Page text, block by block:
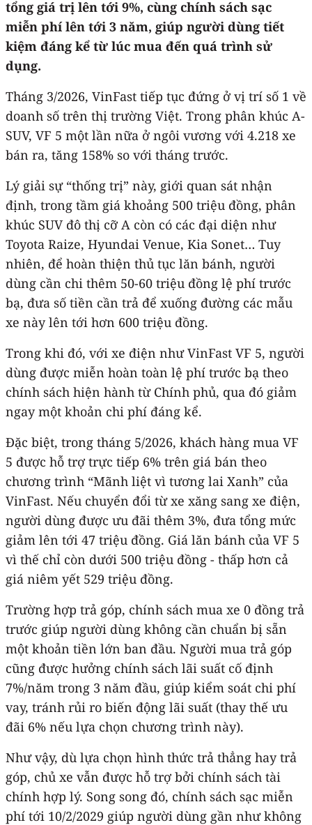
tổng giá trị lên tới 9%, cùng chính sách sạc
miễn phí lên tới 3 năm, giúp người dùng tiết
kiệm đáng kể từ lúc mua đến quá trình sử
dụng.
Tháng 3/2026, VinFast tiếp tục đứng ở vị trí số 1 về
doanh số trên thị trường Việt. Trong phân khúc A-
SUV, VF 5 một lần nữa ở ngôi vương với 4.218 xe
bán ra, tăng 158% so với tháng trước.
Lý giải sự “thống trị” này, giới quan sát nhận
định, trong tầm giá khoảng 500 triệu đồng, phân
khúc SUV đô thị cỡ A còn có các đại diện như
Toyota Raize, Hyundai Venue, Kia Sonet… Tuy
nhiên, để hoàn thiện thủ tục lăn bánh, người
dùng cần chi thêm 50-60 triệu đồng lệ phí trước
bạ, đưa số tiền cần trả để xuống đường các mẫu
xe này lên tới hơn 600 triệu đồng.
Trong khi đó, với xe điện như VinFast VF 5, người
dùng được miễn hoàn toàn lệ phí trước bạ theo
chính sách hiện hành từ Chính phủ, qua đó giảm
ngay một khoản chi phí đáng kể.
Đặc biệt, trong tháng 5/2026, khách hàng mua VF
5 được hỗ trợ trực tiếp 6% trên giá bán theo
chương trình “Mãnh liệt vì tương lai Xanh” của
VinFast. Nếu chuyển đổi từ xe xăng sang xe điện,
người dùng được ưu đãi thêm 3%, đưa tổng mức
giảm lên tới 47 triệu đồng. Giá lăn bánh của VF 5
vì thế chỉ còn dưới 500 triệu đồng - thấp hơn cả
giá niêm yết 529 triệu đồng.
Trường hợp trả góp, chính sách mua xe 0 đồng trả
trước giúp người dùng không cần chuẩn bị sẵn
một khoản tiền lớn ban đầu. Người mua trả góp
cũng được hưởng chính sách lãi suất cố định
7%/năm trong 3 năm đầu, giúp kiểm soát chi phí
vay, tránh rủi ro biến động lãi suất (thay thế ưu
đãi 6% nếu lựa chọn chương trình này).
Như vậy, dù lựa chọn hình thức trả thẳng hay trả
góp, chủ xe vẫn được hỗ trợ bởi chính sách tài
chính hợp lý. Song song đó, chính sách sạc miễn
phí tới 10/2/2029 giúp người dùng gần như không